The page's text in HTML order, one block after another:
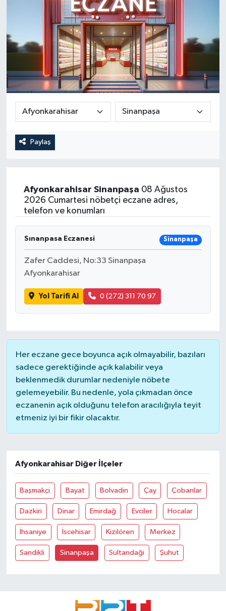
Paylaş
Afyonkarahisar Sinanpaşa 08 Ağustos
2026 Cumartesi nöbetçi eczane adres,
telefon ve konumları
Sınanpasa Eczanesi Sinanpaşa
Zafer Caddesi, No:33 Sinanpaşa
Afyonkarahisar
Yol Tarifi Al 0 (272) 311 70 97
Her eczane gece boyunca açık olmayabilir, bazıları
sadece gerektiğinde açık kalabilir veya
beklenmedik durumlar nedeniyle nöbete
gelemeyebilir. Bu nedenle, yola çıkmadan önce
eczanenin açık olduğunu telefon aracılığıyla teyit
etmeniz iyi bir fikir olacaktır.
Afyonkarahisar Diğer İlçeler
Başmakçi Bayat Bolvadin Çay Çobanlar
Dazkiri Dinar Emirdağ Evciler Hocalar
İhsaniye İscehisar Kizilören Merkez
Sandikli Sinanpaşa Sultandaği Şuhut